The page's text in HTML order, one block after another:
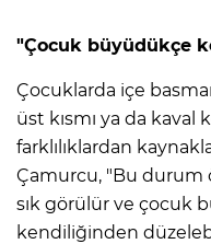
"Çocuk büyüdükçe
Çocuklarda içe
üst kısmı ya da kaval
farklılıklardan
Çamurcu, "Bu durum
sık görülür ve çocuk
kendiliğinden